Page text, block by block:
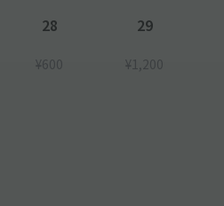
28
¥600
29
¥1,200